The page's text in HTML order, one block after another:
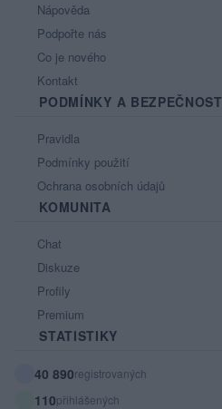
Nápověda
Podpořte nás
Co je nového
Kontakt
PODMÍNKY A BEZPEČNOST
Pravidla
Podmínky použití
Ochrana osobních údajů
KOMUNITA
Chat
Diskuze
Profily
Premium
STATISTIKY
40 890registrovaných
110přihlášených